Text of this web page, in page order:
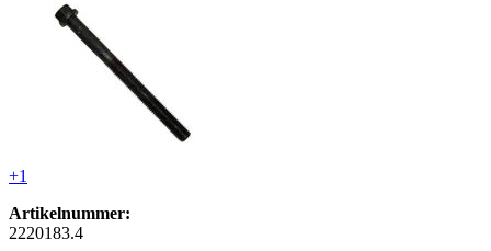
+1
Artikelnummer:
2220183.4